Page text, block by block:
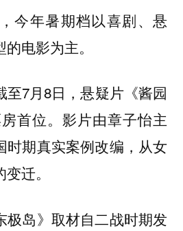
今年暑期档以喜剧、悬
电影为主。
至7月8日，悬疑片《酱园
首位。影片由章子怡主
时期真实案例改编，从女
迁。
极岛》取材自二战时期发